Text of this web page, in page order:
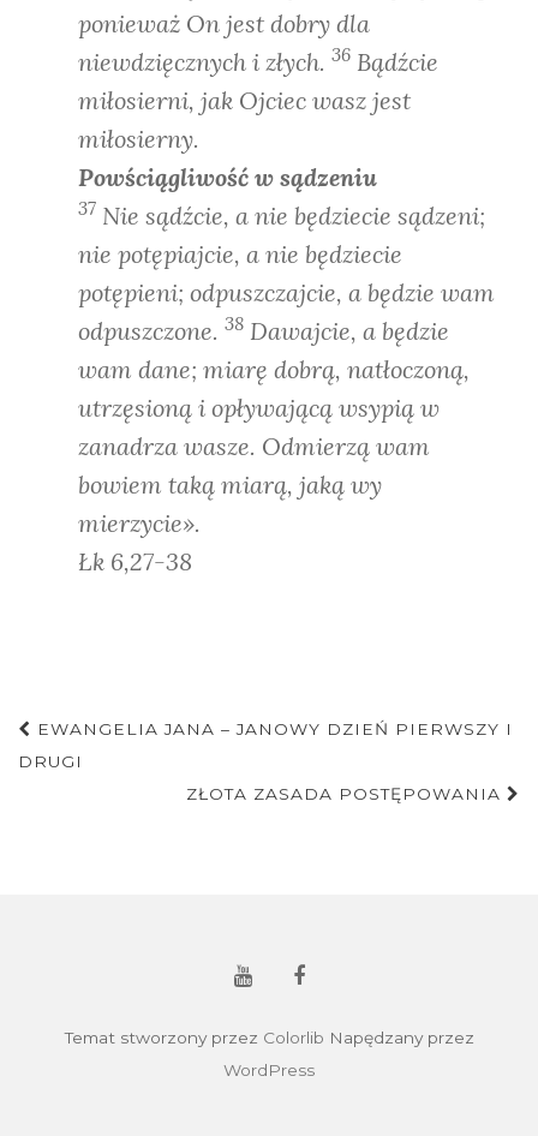
ponieważ On jest dobry dla
niewdzięcznych i złych. 36 Bądźcie
miłosierni, jak Ojciec wasz jest
miłosierny.
Powściągliwość w sądzeniu
37 Nie sądźcie, a nie będziecie sądzeni;
nie potępiajcie, a nie będziecie
potępieni; odpuszczajcie, a będzie wam
odpuszczone. 38 Dawajcie, a będzie
wam dane; miarę dobrą, natłoczoną,
utrzęsioną i opływającą wsypią w
zanadrza wasze. Odmierzą wam
bowiem taką miarą, jaką wy
mierzycie».
Łk 6,27-38
Nawigacja
postu
EWANGELIA JANA – JANOWY DZIEŃ PIERWSZY I
DRUGI
ZŁOTA ZASADA POSTĘPOWANIA
Temat stworzony przez Colorlib Napędzany przez
WordPress